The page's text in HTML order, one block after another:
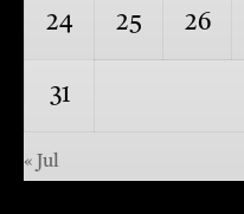
24 25 26
31
« Jul